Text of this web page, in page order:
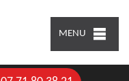
MENU